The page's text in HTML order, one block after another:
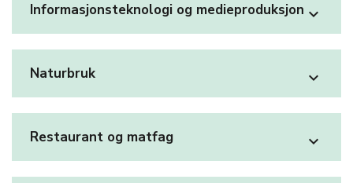
Informasjonsteknologi og medieproduksjon expand_more
Naturbruk expand_more
Restaurant og matfag expand_more